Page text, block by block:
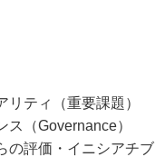
リティ
（重要課題）
ス（Governance）
の評価・ イニシアチブ